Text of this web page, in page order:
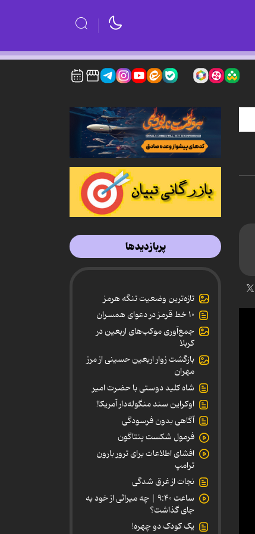
پربازدیدها
تازه‌ترین وضعیت تنگه هرمز
۱۰ خط قرمز در دعوای همسران
جمع‌آوری موکب‌های اربعین در
کربلا
بازگشت زوار اربعین حسینی از مرز
مهران
شاه کلید دوستی با حضرت امیر
اوکراین سند منگوله‌دار آمریکا!
آگاهی بدون فرسودگی
فرمول شکست پنتاگون
افشای اطلاعات برای ترور بارون
ترامپ
نجات از غرق شدگی
ساعت ۹:۴۰ | چه میراثی از خود به
جای گذاشت؟
یک کودک دو چهره!